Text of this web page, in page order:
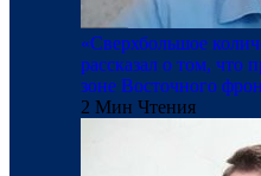
«Сверхбольшое
рассказал о том, что
зоне Восточного
2 Мин Чтения